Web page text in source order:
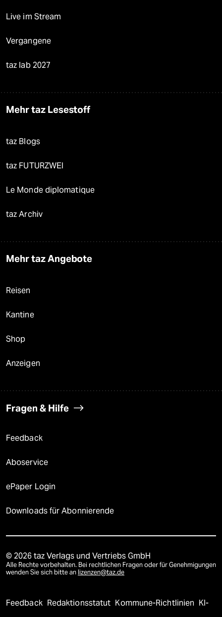
Live im Stream
Vergangene
taz lab 2027
Mehr taz Lesestoff
taz Blogs
taz FUTURZWEI
Le Monde diplomatique
taz Archiv
Mehr taz Angebote
Reisen
Kantine
Shop
Anzeigen
Fragen & Hilfe
Feedback
Aboservice
ePaper Login
Downloads für Abonnierende
© 2026 taz Verlags und Vertriebs GmbH
Alle Rechte vorbehalten. Bei rechtlichen Fragen oder für Genehmigungen
wenden Sie sich bitte an lizenzen@taz.de
Feedback Redaktionsstatut Kommune-Richtlinien KI-